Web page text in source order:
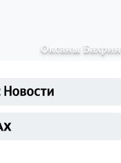
Оксаны Бахрин